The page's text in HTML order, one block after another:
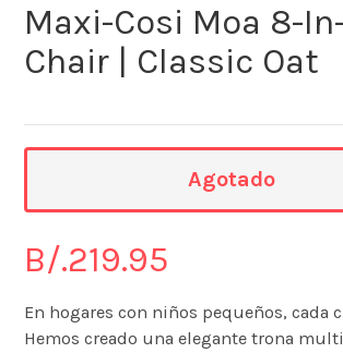
Maxi-Cosi Moa 8-
Chair | Classic Oat
B/.219.95
En hogares con niños pequeños, cada
Hemos creado una elegante trona
Agotado